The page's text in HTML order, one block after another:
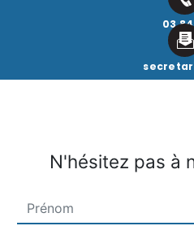
03 84
N'hésitez pas à